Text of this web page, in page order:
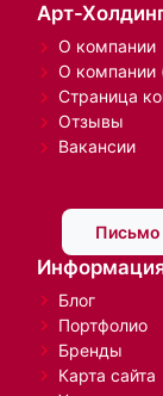
Арт-
О компании
О компании
Страница
Отзывы
Вакансии
Письмо
Блог
Портфолио
Бренды
Карта сайта